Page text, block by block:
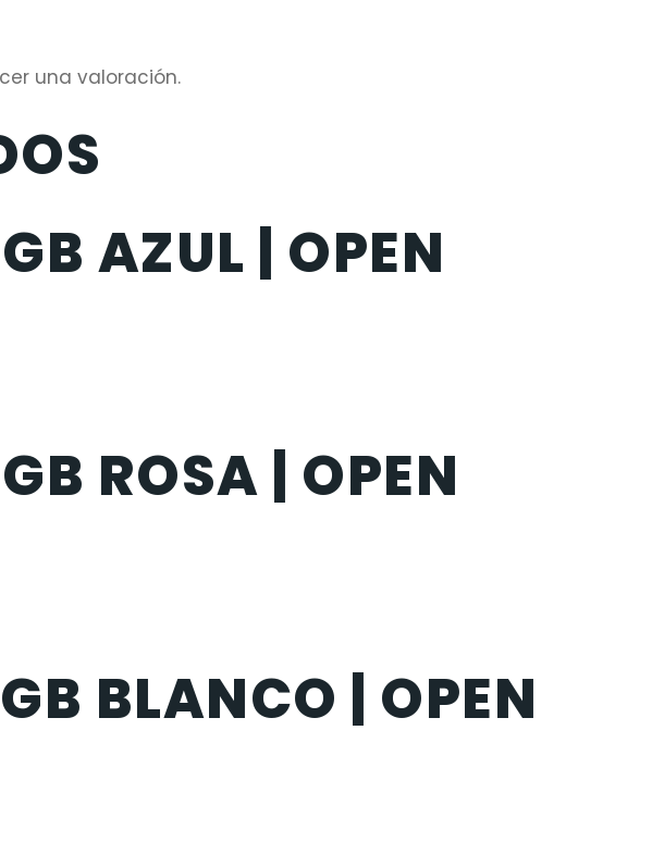
una valoración.
AZUL | OPEN
ROSA | OPEN
BLANCO | OPEN